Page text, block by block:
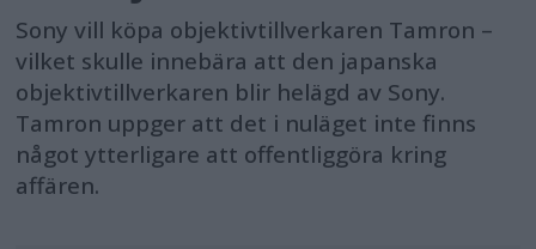
Sony vill köpa objektivtillverkaren Tamron –
vilket skulle innebära att den japanska
objektivtillverkaren blir helägd av Sony.
Tamron uppger att det i nuläget inte finns
något ytterligare att offentliggöra kring
affären.